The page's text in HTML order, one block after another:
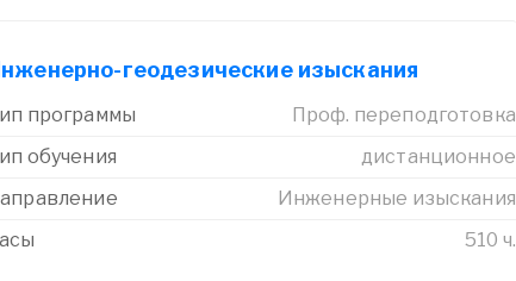
геодезические изыскания
программы
Проф. переподготовка
обучения
дистанционное
Инженерные изыскания
510 ч.